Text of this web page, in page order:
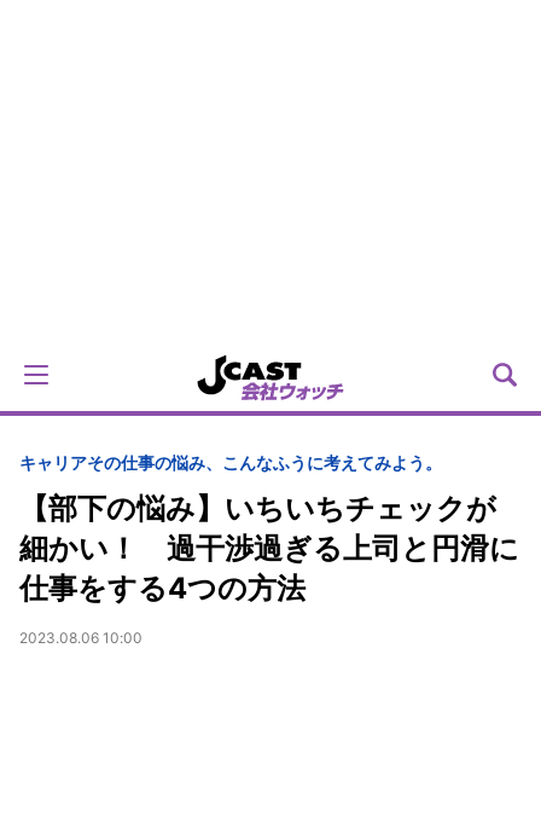
キャリアその仕事の悩み、こんなふうに考えてみよう。
【部下の悩み】いちいちチェックが
細かい！ 過干渉過ぎる上司と円滑に
仕事をする4つの方法
2023.08.06 10:00